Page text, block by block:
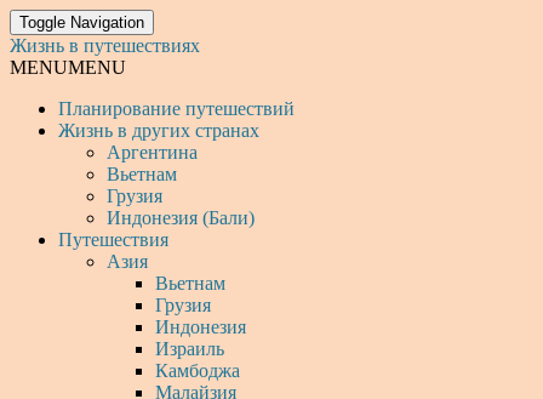
Toggle Navigation
Жизнь в путешествиях
MENUMENU
Планирование путешествий
Жизнь в других странах
Аргентина
Вьетнам
Грузия
Индонезия (Бали)
Путешествия
Азия
Вьетнам
Грузия
Индонезия
Израиль
Камбоджа
Малайзия